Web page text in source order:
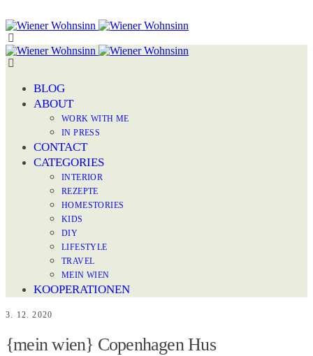
BLOG
ABOUT
WORK WITH ME
IN PRESS
CONTACT
CATEGORIES
INTERIOR
REZEPTE
HOMESTORIES
KIDS
DIY
LIFESTYLE
TRAVEL
MEIN WIEN
KOOPERATIONEN
3. 12. 2020
{mein wien} Copenhagen Hus